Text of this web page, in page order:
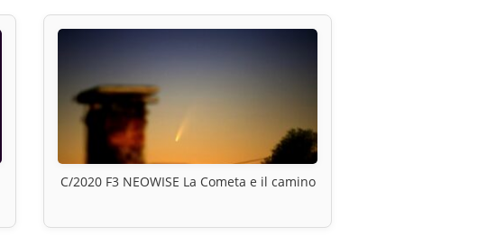
C/2020 F3 NEOWISE La Cometa e il camino